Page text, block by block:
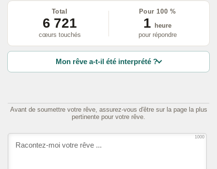
Total
6 721
cœurs touchés
Pour 100 %
1
heure
pour répondre
Mon rêve a-t-il été interprété ?
Avant de soumettre votre rêve, assurez-vous d'être sur la page la plus
pertinente pour votre rêve.
1000